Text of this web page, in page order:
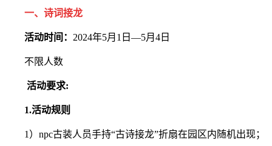
一、诗词接龙
活动时间： 2024年5月1日—5月4日
不限人数
活动要求:
1.活动规则
1）npc古装人员手持“古诗接龙”折扇在园区内随机出现；